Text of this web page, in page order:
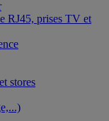
RJ45, prises TV et
stores